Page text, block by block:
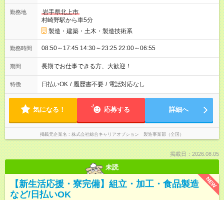
勤務地
岩手県北上市
村崎野駅から車5分
製造・建築・土木・製造技術系
勤務時間 08:50～17:45 14:30～23:25 22:00～06:55
期間 長期でお仕事できる方、大歓迎！
特徴 日払いOK / 履歴書不要 / 電話対応なし
気になる！ 応募する 詳細へ
掲載元企業名 株式会社綜合キャリアオプション 製造事業部（全国）
掲載日：2026.08.05
未読
NEW
【新生活応援・寮完備】組立・加工・食品製造
など/日払いOK